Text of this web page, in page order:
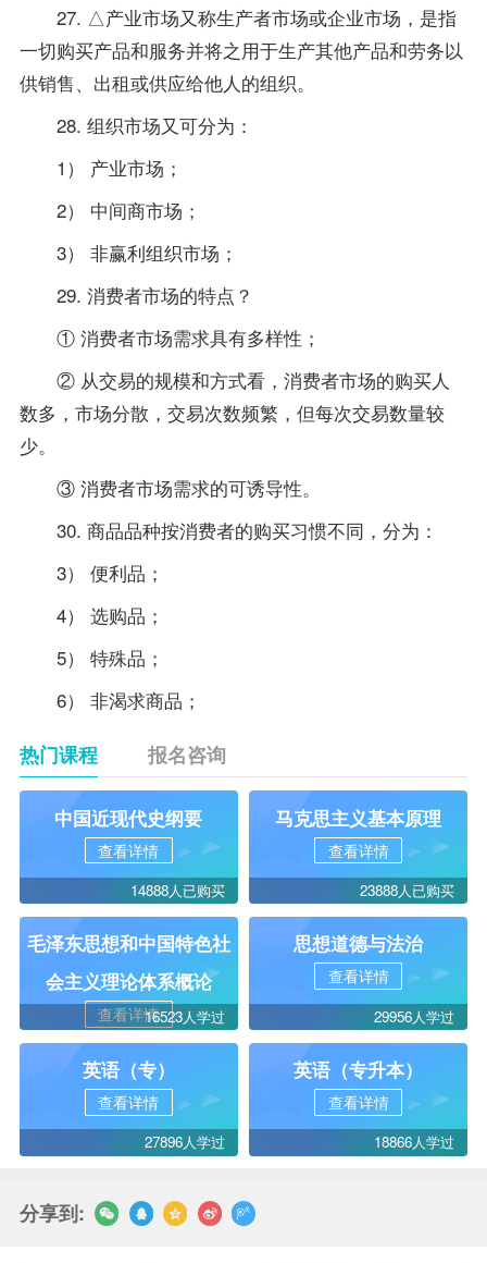
27. △产业市场又称生产者市场或企业市场，是指
一切购买产品和服务并将之用于生产其他产品和劳务以
供销售、出租或供应给他人的组织。
28. 组织市场又可分为：
1） 产业市场；
2） 中间商市场；
3） 非赢利组织市场；
29. 消费者市场的特点？
① 消费者市场需求具有多样性；
② 从交易的规模和方式看，消费者市场的购买人
数多，市场分散，交易次数频繁，但每次交易数量较
少。
③ 消费者市场需求的可诱导性。
30. 商品品种按消费者的购买习惯不同，分为：
3） 便利品；
4） 选购品；
5） 特殊品；
6） 非渴求商品；
热门课程 报名咨询
中国近现代史纲要
查看详情
14888人已购买
马克思主义基本原理
查看详情
23888人已购买
毛泽东思想和中国特色社
会主义理论体系概论
查看详情16523人学过
思想道德与法治
查看详情
29956人学过
英语（专）
查看详情
27896人学过
英语（专升本）
查看详情
18866人学过
分享到: